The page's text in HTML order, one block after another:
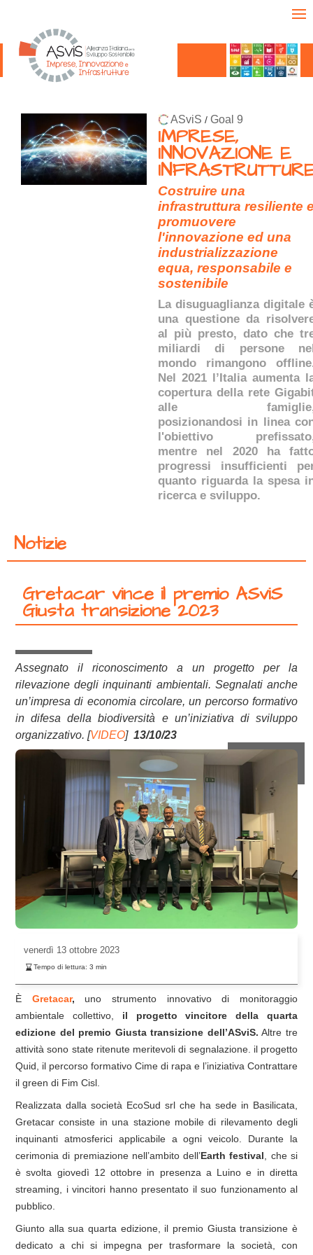
ASviS / Goal 9
IMPRESE,
INNOVAZIONE E
Costruire una
infrastruttura resiliente
promuovere
l'innovazione ed una
industrializzazione
equa, responsabile e
sostenibile
La disuguaglianza digitale
una questione da
al più presto, dato che
miliardi di persone
mondo rimangono
Nel 2021 l’Italia aumenta
copertura della rete
alle
posizionandosi in linea
l'obiettivo
mentre nel 2020 ha
progressi insufficienti
quanto riguarda la spesa
ricerca e sviluppo.
Notizie
Gretacar vince il premio ASviS
Giusta transizione 2023
Assegnato il riconoscimento a un progetto per la
rilevazione degli inquinanti ambientali. Segnalati anche
un’impresa di economia circolare, un percorso formativo
in difesa della biodiversità e un’iniziativa di sviluppo
organizzativo. [VIDEO] 13/10/23
venerdì 13 ottobre 2023
Tempo di lettura:3 min
È Gretacar, uno strumento innovativo di monitoraggio
ambientale collettivo, il progetto vincitore della quarta
edizione del premio Giusta transizione dell’ASviS. Altre tre
attività sono state ritenute meritevoli di segnalazione. il progetto
Quid, il percorso formativo Cime di rapa e l’iniziativa Contrattare
il green di Fim Cisl.
Realizzata dalla società EcoSud srl che ha sede in Basilicata,
Gretacar consiste in una stazione mobile di rilevamento degli
inquinanti atmosferici applicabile a ogni veicolo. Durante la
cerimonia di premiazione nell’ambito dell’Earth festival, che si
è svolta giovedì 12 ottobre in presenza a Luino e in diretta
streaming, i vincitori hanno presentato il suo funzionamento al
pubblico.
Giunto alla sua quarta edizione, il premio Giusta transizione è
dedicato a chi si impegna per trasformare la società, con